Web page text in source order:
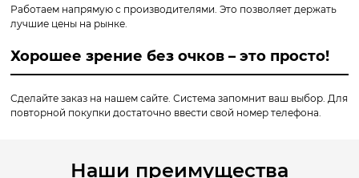
Работаем напрямую с производителями. Это позволяет держать
лучшие цены на рынке.
Хорошее зрение без очков – это просто!
Сделайте заказ на нашем сайте. Система запомнит ваш выбор. Для
повторной покупки достаточно ввести свой номер телефона.
Наши преимущества